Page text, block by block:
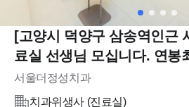
[고양시 덕양구 삼송역인근
료실 선생님 모십니다. 연봉
서울더정성치과
치과위생사 (진료실)